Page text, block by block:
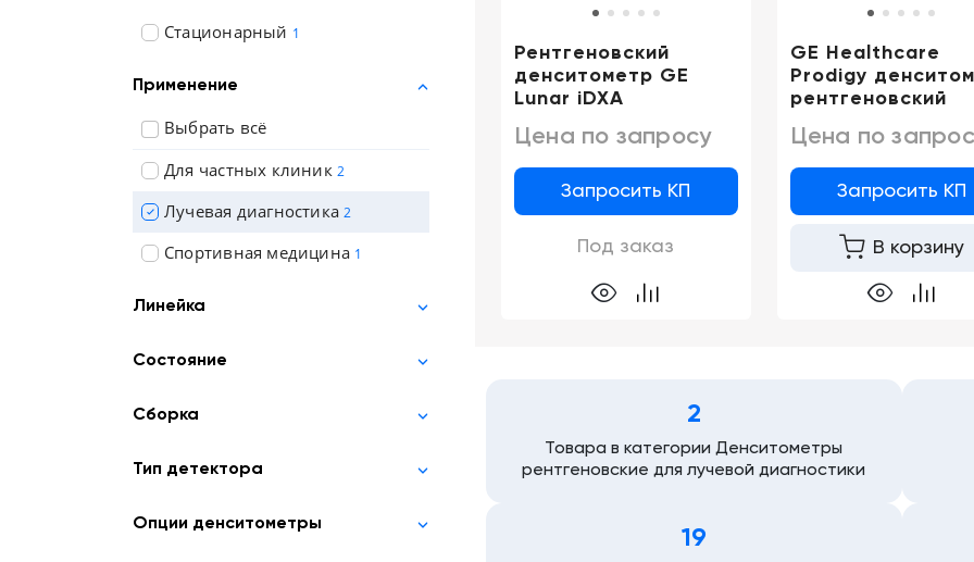
Стационарный 1
Применение
Выбрать всё
Для частных клиник 2
Лучевая диагностика 2
Спортивная медицина 1
Линейка
Состояние
Сборка
Тип детектора
Опции денситометры
Рентгеновский
денситометр GE
Lunar iDXA
Цена по запросу
Запросить КП
Под заказ
GE Healthcare
Prodigy
рентгеновский
Цена по
Запросить КП
В корзину
2
Товара в категории Денситометры
рентгеновские для лучевой диагностики
19